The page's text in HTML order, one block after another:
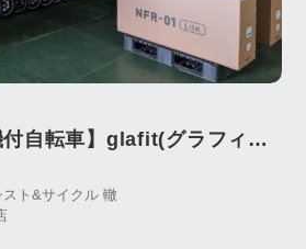
付自転車】glafit(グラフィッ
スト&サイクル 轍